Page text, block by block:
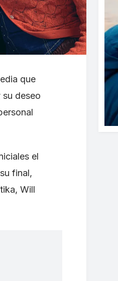
que
deseo
el
final,
Will